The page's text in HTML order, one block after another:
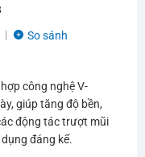
So sánh
công nghệ V-
giúp tăng độ bền,
động tác trượt mũi
đáng kể.